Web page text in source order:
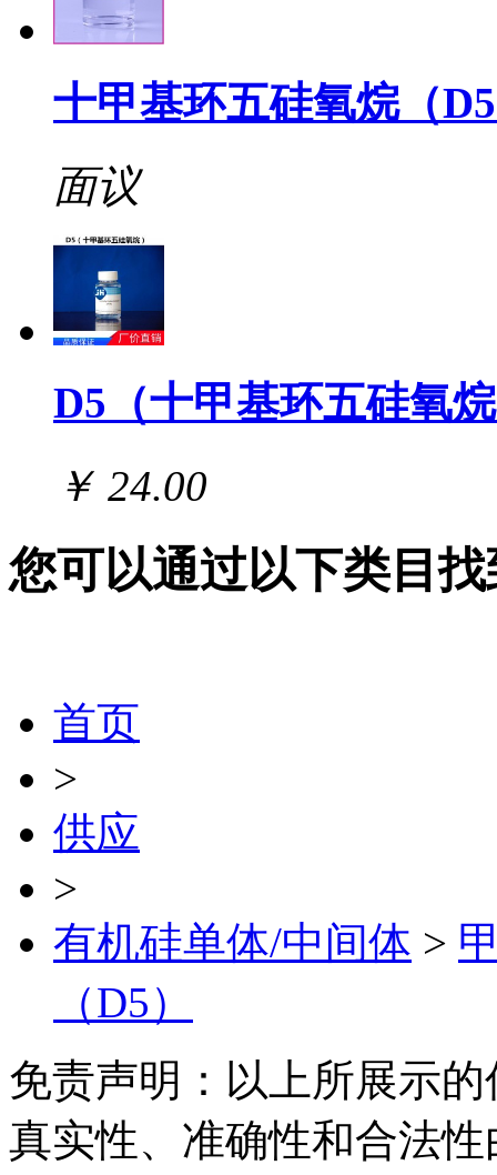
十甲基环五硅氧烷（
面议
D5（十甲基环五硅氧
￥ 24.00
您可以通过以下类目
首页
>
供应
>
有机硅单体/中间体 >
（D5）
免责声明：以上所展示
真实性、准确性和合法